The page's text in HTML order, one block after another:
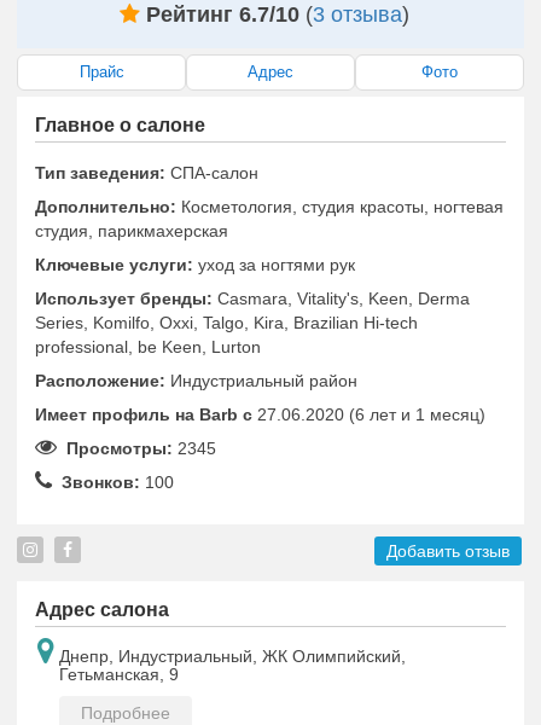
Рейтинг 6.7/10 (3 отзыва)
Прайс Адрес Фото
Главное о салоне
Тип заведения: СПА-салон
Дополнительно: Косметология, студия красоты, ногтевая
студия, парикмахерская
Ключевые услуги: уход за ногтями рук
Использует бренды: Casmara, Vitality's, Keen, Derma
Series, Komilfo, Oxxi, Talgo, Kira, Brazilian Hi-tech
professional, be Keen, Lurton
Расположение: Индустриальный район
Имеет профиль на Barb c 27.06.2020 (6 лет и 1 месяц)
Просмотры: 2345
Звонков: 100
Добавить отзыв
Адрес салона
Днепр, Индустриальный, ЖК Олимпийский,
Гетьманская, 9
Подробнее